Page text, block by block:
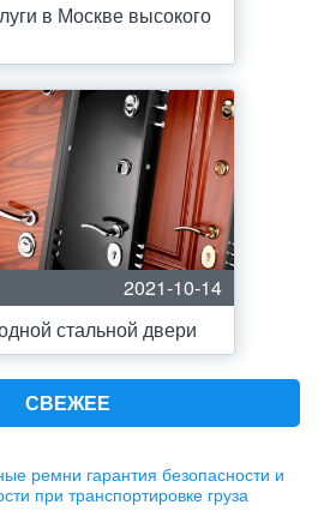
в Москве высокого
2021-10-14
стальной двери
СВЕЖЕЕ
ремни гарантия безопасности и
при транспортировке груза